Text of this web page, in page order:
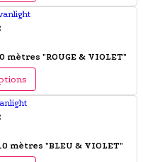
"ROUGE & VIOLET"
"BLEU & VIOLET"